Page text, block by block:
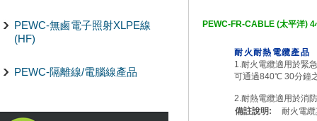
PEWC-無鹵電子照射XLPE線
(HF)
PEWC-隔離線/電腦線產品
PEWC-FR-CABLE (太平洋) 4
耐火耐熱電纜產品
1.耐火電纜適用於緊
可通過840℃ 30分鐘
2.耐熱電纜適用於消
備註說明:
耐火電纜